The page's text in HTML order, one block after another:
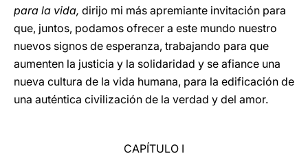
para la vida, dirijo mi más apremiante invitación para
que, juntos, podamos ofrecer a este mundo nuestro
nuevos signos de esperanza, trabajando para que
aumenten la justicia y la solidaridad y se afiance una
nueva cultura de la vida humana, para la edificación de
una auténtica civilización de la verdad y del amor.
CAPÍTULO I